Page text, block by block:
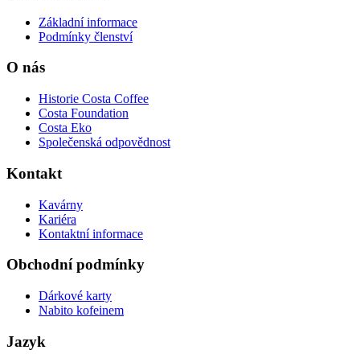
Základní informace
Podmínky členství
O nás
Historie Costa Coffee
Costa Foundation
Costa Eko
Společenská odpovědnost
Kontakt
Kavárny
Kariéra
Kontaktní informace
Obchodní podmínky
Dárkové karty
Nabito kofeinem
Jazyk